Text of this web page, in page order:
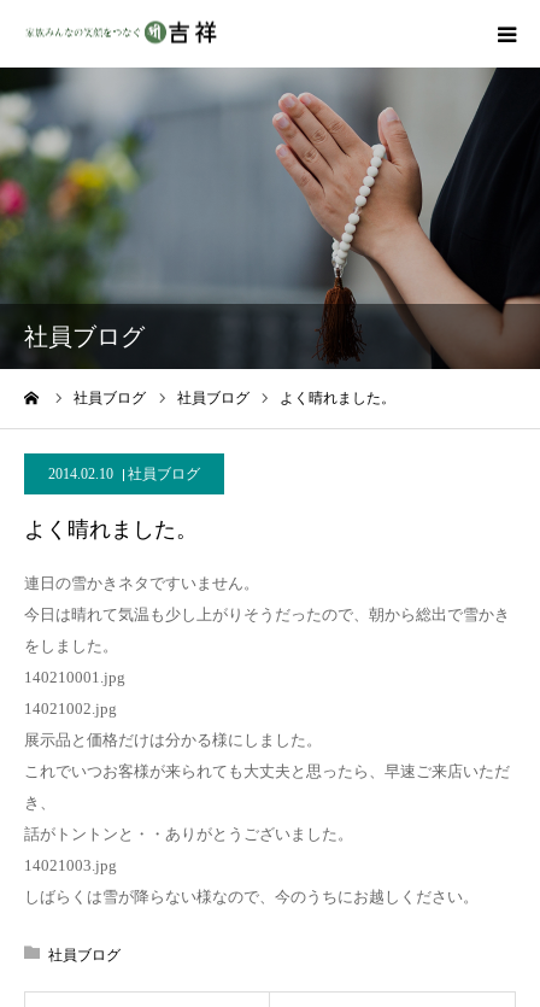
社員ブログ
社員ブログ 社員ブログ よく晴れました。
2014.02.10 社員ブログ
よく晴れました。
連日の雪かきネタですいません。
今日は晴れて気温も少し上がりそうだったので、朝から総出で雪かき
をしました。
140210001.jpg
14021002.jpg
展示品と価格だけは分かる様にしました。
これでいつお客様が来られても大丈夫と思ったら、早速ご来店いただ
き、
話がトントンと・・ありがとうございました。
14021003.jpg
しばらくは雪が降らない様なので、今のうちにお越しください。
社員ブログ
商品ラインナップ
墓地・霊園を探す
吉祥の特徴